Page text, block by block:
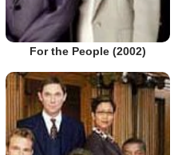
For the People (2002)